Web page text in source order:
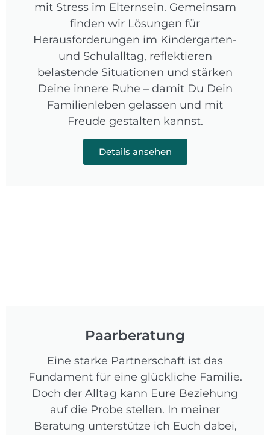
mit Stress im Elternsein. Gemeinsam
finden wir Lösungen für
Herausforderungen im Kindergarten-
und Schulalltag, reflektieren
belastende Situationen und stärken
Deine innere Ruhe – damit Du Dein
Familienleben gelassen und mit
Freude gestalten kannst.
Details ansehen
Paarberatung
Eine starke Partnerschaft ist das
Fundament für eine glückliche Familie.
Doch der Alltag kann Eure Beziehung
auf die Probe stellen. In meiner
Beratung unterstütze ich Euch dabei,